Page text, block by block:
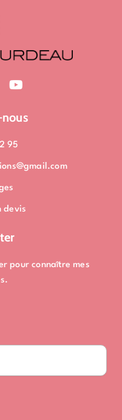
Y
o
t
b
95
devis
pour connaître mes